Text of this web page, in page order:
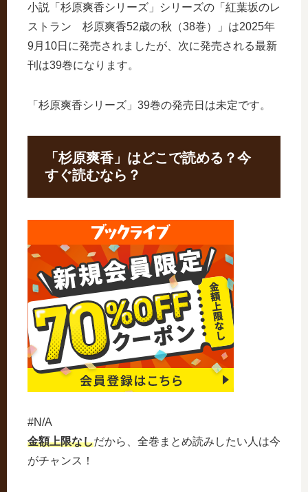
小説「杉原爽香シリーズ」シリーズの「紅葉坂のレ
ストラン 杉原爽香52歳の秋（38巻）」は2025年
9月10日に発売されましたが、次に発売される最新
刊は39巻になります。
「杉原爽香シリーズ」39巻の発売日は未定です。
「杉原爽香」はどこで読める？今
すぐ読むなら？
#N/A
金額上限なしだから、全巻まとめ読みしたい人は今
がチャンス！